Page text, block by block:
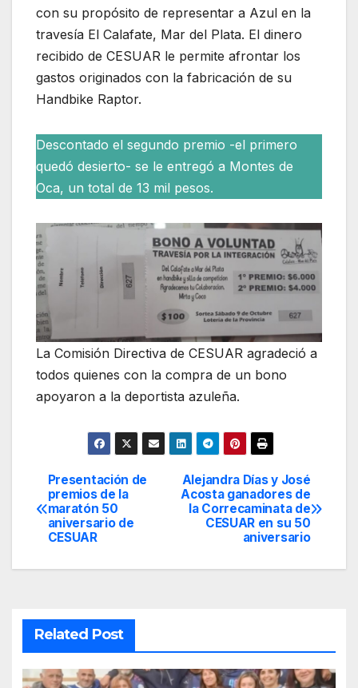
con su propósito de representar a Azul en la
travesía El Calafate, Mar del Plata. El dinero
recibido de CESUAR le permite afrontar los
gastos originados con la fabricación de su
Handbike Raptor.
Descontado el segundo premio -el primero
quedó desierto- se le entregó a Montes de
Oca, un total de 13 mil pesos.
La Comisión Directiva de CESUAR agradeció a
todos quienes con la compra de un bono
apoyaron a la deportista azuleña.
Navegación
de
Alejandra Días y José
Acosta ganadores de
la Correcaminata de
CESUAR en su 50
aniversario
Presentación de
premios de la
maratón 50
aniversario de
CESUAR
Related Post